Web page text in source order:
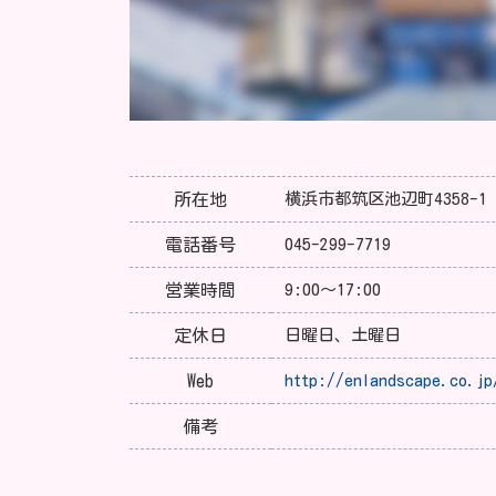
所在地 横浜市都筑区池辺町4358-1
電話番号 045-299-7719
営業時間 9:00～17:00
定休日 日曜日、土曜日
Web http://
備考